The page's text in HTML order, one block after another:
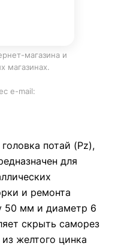
магазина и
магазинах.
e-mail:
потай (Pz),
для
и ремонта
50 мм и диаметр 6
скрыть саморез
желтого цинка